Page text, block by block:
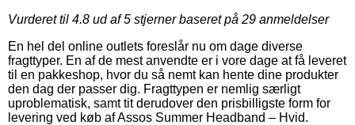
Vurderet til 4.8 ud af 5 stjerner baseret på 29 anmeldelser
En hel del online outlets foreslår nu om dage diverse
fragttyper. En af de mest anvendte er i vore dage at få leveret
til en pakkeshop, hvor du så nemt kan hente dine produkter
den dag der passer dig. Fragttypen er nemlig særligt
uproblematisk, samt tit derudover den prisbilligste form for
levering ved køb af Assos Summer Headband – Hvid.